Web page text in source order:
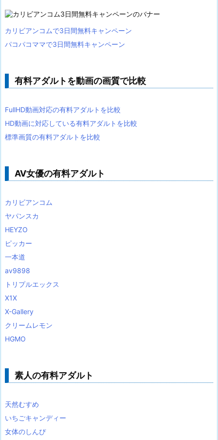
カリビアンコムで3日間無料キャンペーン
パコパコママで3日間無料キャンペーン
有料アダルトを動画の画質で比較
FullHD動画対応の有料アダルトを比較
HD動画に対応している有料アダルトを比較
標準画質の有料アダルトを比較
AV女優の有料アダルト
カリビアンコム
ヤパンスカ
HEYZO
ピッカー
一本道
av9898
トリプルエックス
X1X
X-Gallery
クリームレモン
HGMO
素人の有料アダルト
天然むすめ
いちごキャンディー
女体のしんぴ